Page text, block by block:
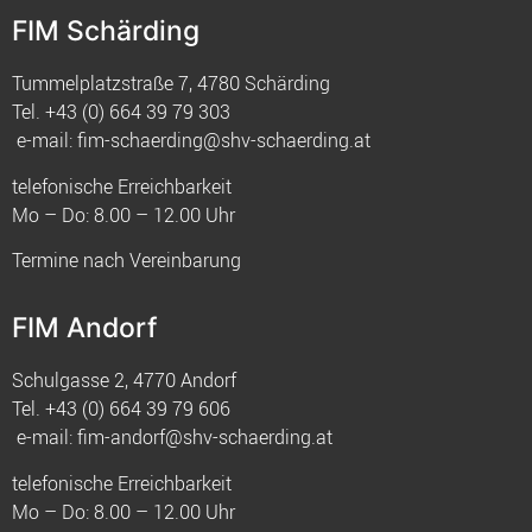
FIM Schärding
Tummelplatzstraße 7, 4780 Schärding
Tel. +43 (0) 664 39 79 303
e-mail:fim-schaerding@shv-schaerding.at
telefonische Erreichbarkeit
Mo – Do: 8.00 – 12.00 Uhr
Termine nach Vereinbarung
FIM Andorf
Schulgasse 2, 4770 Andorf
Tel. +43 (0) 664 39 79 606
e-mail:fim-andorf@shv-schaerding.at
telefonische Erreichbarkeit
Mo – Do: 8.00 – 12.00 Uhr